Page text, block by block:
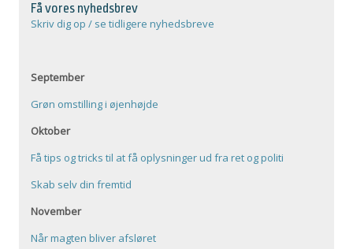
Få vores nyhedsbrev
Skriv dig op / se tidligere nyhedsbreve
September
Grøn omstilling i øjenhøjde
Oktober
Få tips og tricks til at få oplysninger ud fra ret og politi
Skab selv din fremtid
November
Når magten bliver afsløret